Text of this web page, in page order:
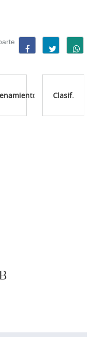
Clasif.